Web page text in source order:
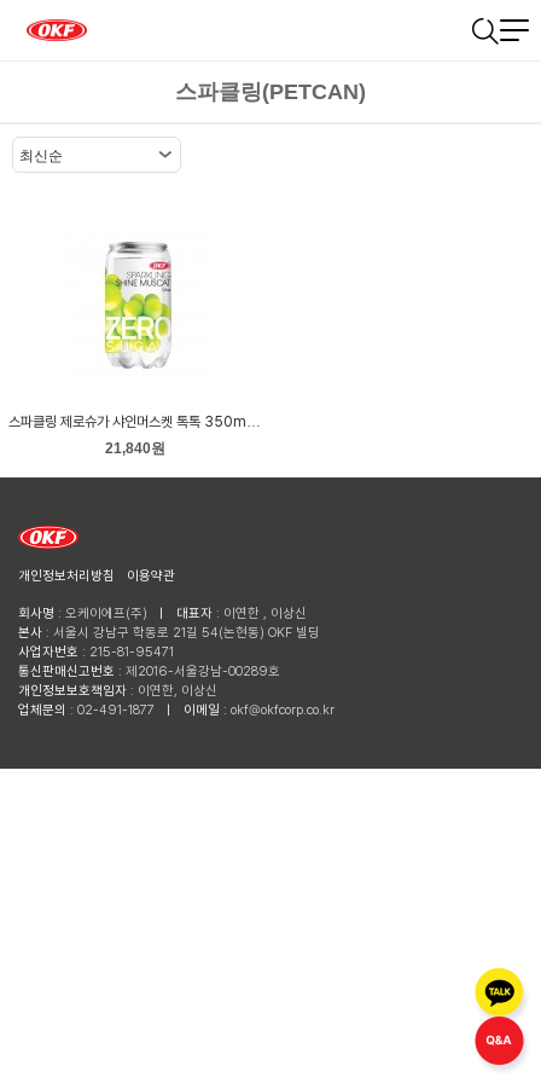
스파클링(PETCAN)
스파클링 제로슈가 샤인머스켓 톡톡 350ml 캔 24개입
21,840원
개인정보처리방침 이용약관
회사명 : 오케이에프(주) ㅣ 대표자 : 이연한 , 이상신
본사 : 서울시 강남구 학동로 21길 54(논현동) OKF 빌딩
사업자번호 : 215-81-95471
통신판매신고번호 : 제2016-서울강남-00289호
개인정보보호책임자 : 이연한, 이상신
업체문의 : 02-491-1877 ㅣ 이메일 : okf@okfcorp.co.kr